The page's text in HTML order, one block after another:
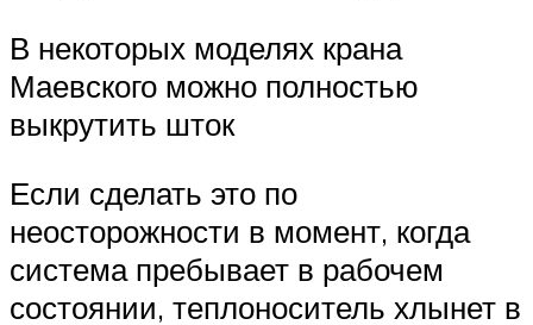
В некоторых моделях крана
Маевского можно полностью
выкрутить шток
Если сделать это по
неосторожности в момент, когда
система пребывает в рабочем
состоянии, теплоноситель хлынет в